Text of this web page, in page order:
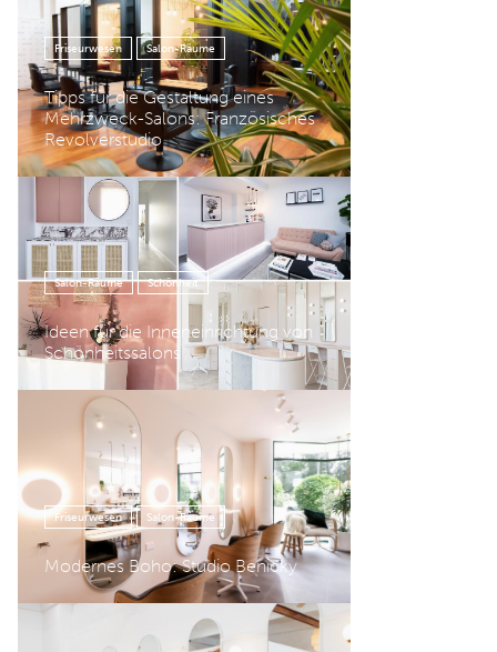
Friseurwesen Salon-Räume
Tipps für die Gestaltung eines
Mehrzweck-Salons: Französisches
Revolverstudio
Salon-Räume Schönheit
Ideen für die Inneneinrichtung von
Schönheitssalons
Friseurwesen Salon-Räume
Modernes Boho: Studio Benicky